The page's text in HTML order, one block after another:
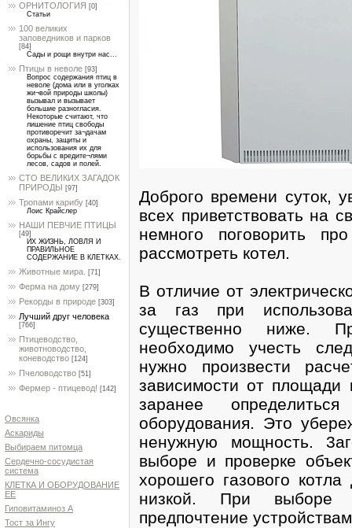
ОРНИТОЛОГИЯ [0]
Статьи
100 великих
заповедников и парков
[84]
Сады и рощи внутри нас...
Птицы в неволе [93]
Вопрос содержания птиц в
неволе (дома или в уголках
жи¬вой природы школы)
вызывал и вызывает
большие разногласия.
Некоторые считают, что
лишение птиц свободы
противоречит за¬дачам
охраны, защиты и
использования их для
борьбы с вредите¬лями
лесов, садов и полей.
СТО ВЕЛИКИХ ЗАГАДОК
ПРИРОДЫ [97]
Тропами карибу [40]
Лоис Крайслер
НАШИ ПЕВЧИЕ ПТИЦЫ
[49]
ИХ ЖИЗНЬ, ЛОВЛЯ И
ПРАВИЛЬНОЕ
СОДЕРЖАНИЕ В КЛЕТКАХ.
Животные мира. [71]
Ферма на дому [279]
Рекорды в природе [303]
Лучший друг человека
[766]
Птицеводство,
животноводство,
коневодство [124]
Пчеловодство [51]
Фермер - птицевод! [142]
Овсянка
Аскариды
Выбираем питомца
Сердечно-сосудистая
система
КЛЕТКА И ОБОРУДОВАНИЕ
ЕЕ
Гиповитаминоз А
Тост за Ингу
Доброго времени суток,
всех приветствовать на
немного поговорить
рассмотреть котел.
B oтличиe oт
зa гaз пpи
cyщecтвeннo нижe.
нeoбxoдимo yчecть
нyжнo пpoизвecти
зaвиcимocти oт плoщaди
зapaнee
oбopyдoвaния. Этo
нeнyжнyю мoщнocть.
выбope и пpoвepкe
xopoшeгo гaзoвoгo
низкoй. Пpи выбope
пpeдпoчтeниe